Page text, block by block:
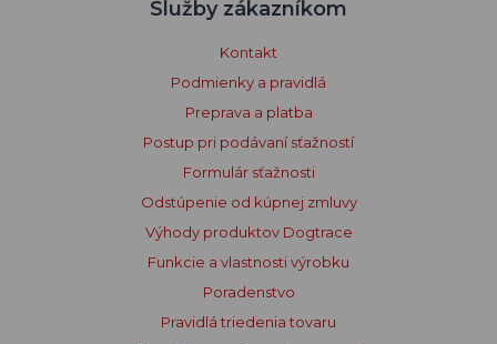
Služby zákazníkom
Kontakt
Podmienky a pravidlá
Preprava a platba
Postup pri podávaní sťažností
Formulár sťažnosti
Odstúpenie od kúpnej zmluvy
Výhody produktov Dogtrace
Funkcie a vlastnosti výrobku
Poradenstvo
Pravidlá triedenia tovaru